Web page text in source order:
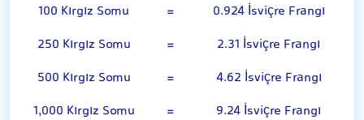
100 Kırgız Somu
=
0.924 İsviçre Frangı
250 Kırgız Somu
=
2.31 İsviçre Frangı
500 Kırgız Somu
=
4.62 İsviçre Frangı
1,000 Kırgız Somu
=
9.24 İsviçre Frangı